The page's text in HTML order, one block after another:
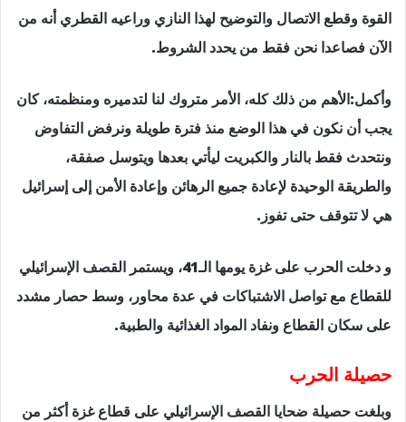
القوة وقطع الاتصال والتوضيح لهذا النازي وراعيه القطري أنه من
الآن فصاعدا نحن فقط من يحدد الشروط.
وأكمل:الأهم من ذلك كله، الأمر متروك لنا لتدميره ومنظمته، كان
يجب أن نكون في هذا الوضع منذ فترة طويلة ونرفض التفاوض
ونتحدث فقط بالنار والكبريت ليأتي بعدها ويتوسل صفقة،
والطريقة الوحيدة لإعادة جميع الرهائن وإعادة الأمن إلى إسرائيل
هي لا تتوقف حتى تفوز.
و دخلت الحرب على غزة يومها الـ41، ويستمر القصف الإسرائيلي
للقطاع مع تواصل الاشتباكات في عدة محاور، وسط حصار مشدد
على سكان القطاع ونفاد المواد الغذائية والطبية.
حصيلة الحرب
وبلغت حصيلة ضحايا القصف الإسرائيلي على قطاع غزة أكثر من